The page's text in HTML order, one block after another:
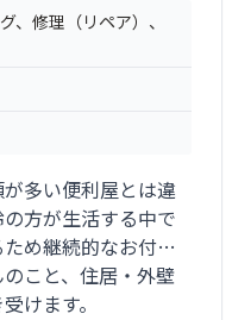
、修理（リペア）、
が多い便利屋とは違
方が生活する中で
め継続的なお付き
こと、住居・外壁
けます。